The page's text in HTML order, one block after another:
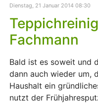
Dienstag, 21 Januar 2014 08:30
Fachmann
Bald ist es soweit und
dann auch wieder um,
Haushalt ein
nutzt der